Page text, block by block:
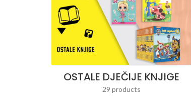
OSTALE DJEČIJE KNJIGE
29 products